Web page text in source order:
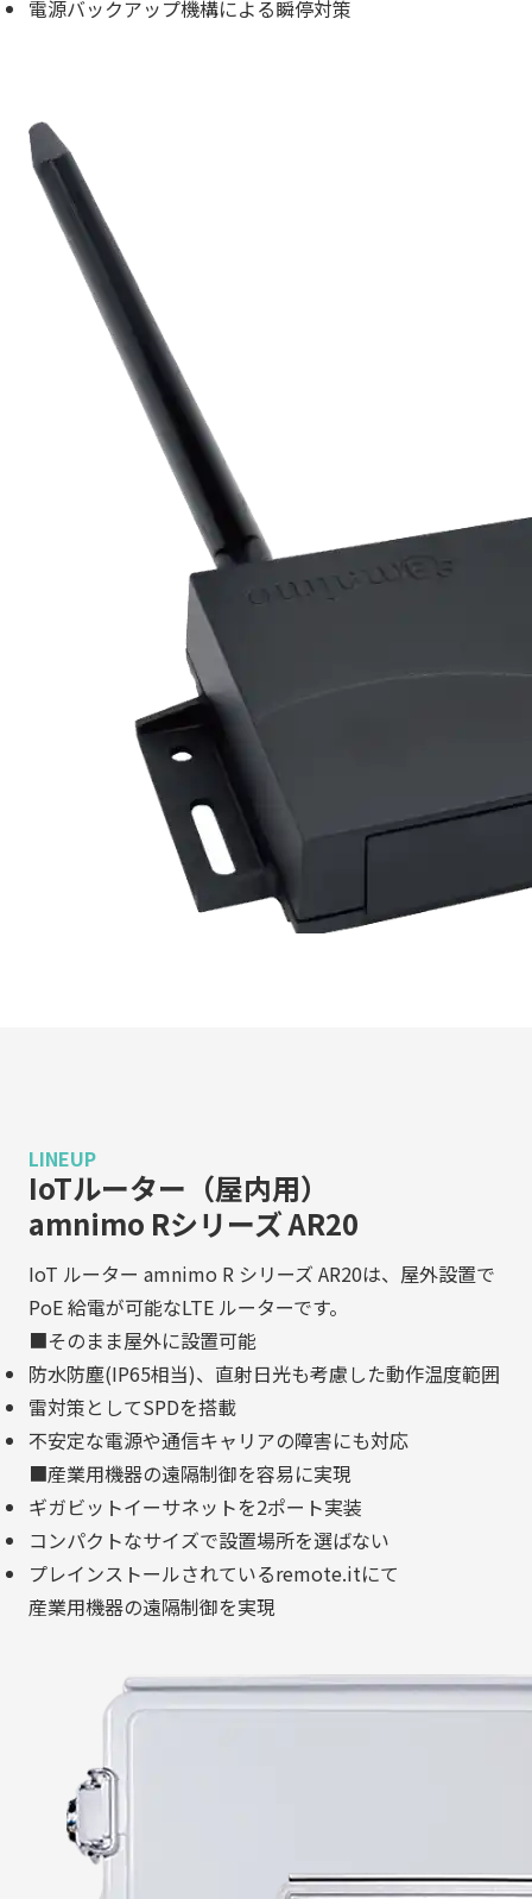
電源バックアップ機構による瞬停対策
LINEUP
IoTルーター（屋内用）
amnimo Rシリーズ AR20
IoT ルーター amnimo R シリーズ AR20は、屋外設置で
PoE 給電が可能なLTE ルーターです。
■そのまま屋外に設置可能
防水防塵(IP65相当)、直射日光も考慮した動作温度範囲
雷対策としてSPDを搭載
不安定な電源や通信キャリアの障害にも対応
■産業用機器の遠隔制御を容易に実現
ギガビットイーサネットを2ポート実装
コンパクトなサイズで設置場所を選ばない
プレインストールされているremote.itにて
産業用機器の遠隔制御を実現